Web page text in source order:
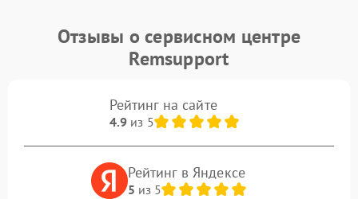
Отзывы о сервисном центре
Remsupport
Рейтинг на сайте
4.9из 5
Рейтинг в Яндексе
5 из 5